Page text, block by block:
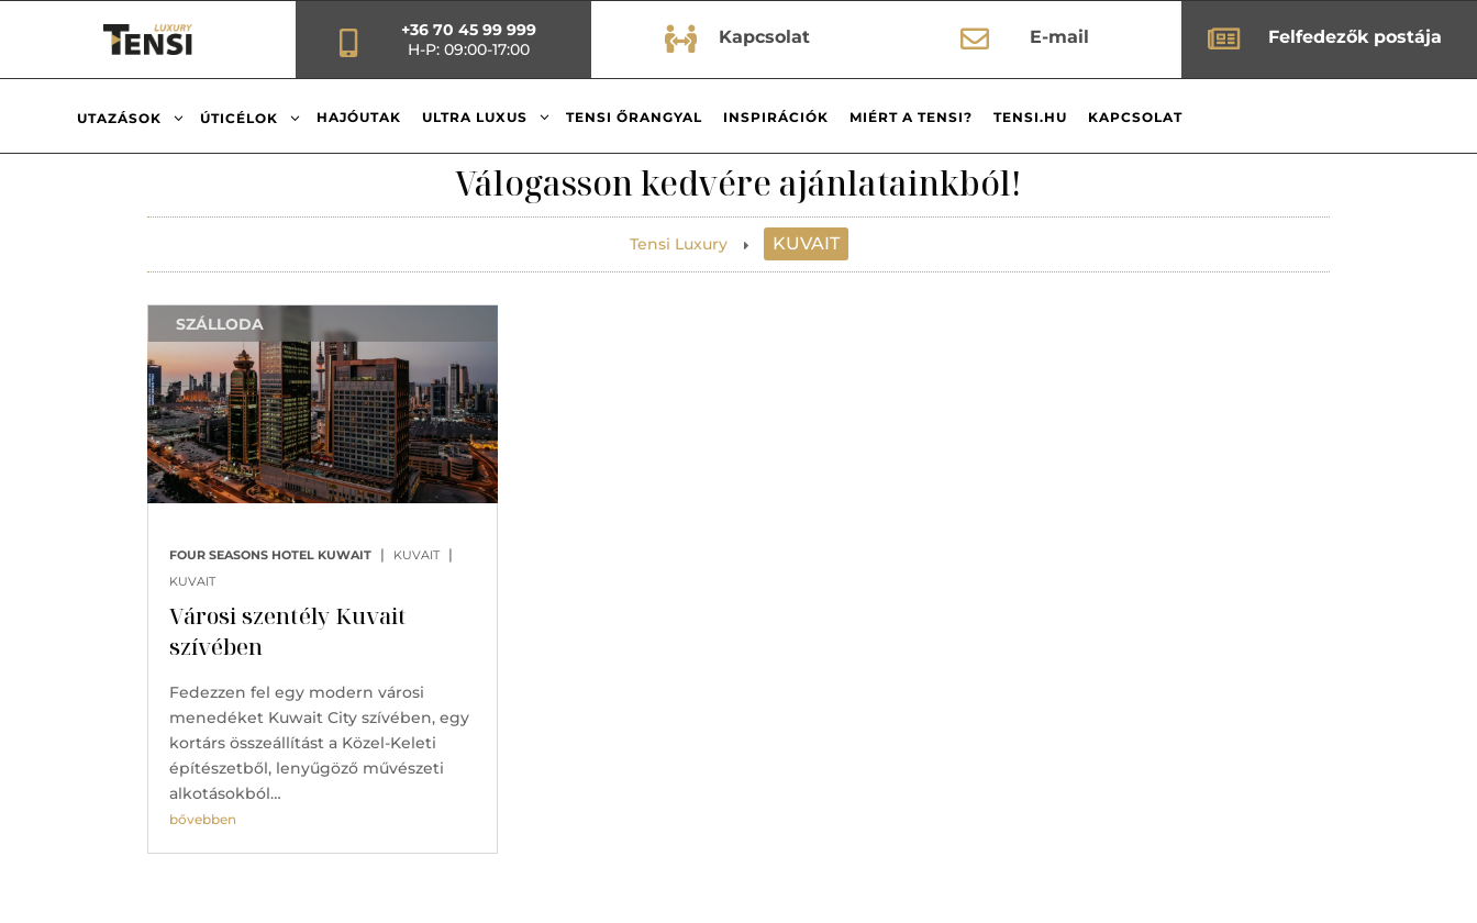
+36 70 45 99 999
H-P: 09:00-17:00
 Kapcsolat  Felfedezők postája
 E-mail
UTAZÁSOK 3 ÚTICÉLOK 3 HAJÓUTAK ULTRA LUXUS 3 TENSI ŐRANGYAL INSPIRÁCIÓK MIÉRT A TENSI? TENSI.HU KAPCSOLAT
Válogasson kedvére ajánlatainkból!
Tensi Luxury E KUVAIT
Városi szentély Kuvait
szívében
FOUR SEASONS HOTEL KUWAIT | KUVAIT |
KUVAIT
SZÁLLODA
Fedezzen fel egy modern városi
menedéket Kuwait City szívében, egy
kortárs összeállítást a Közel-Keleti
építészetből, lenyűgöző művészeti
alkotásokból…
bővebben